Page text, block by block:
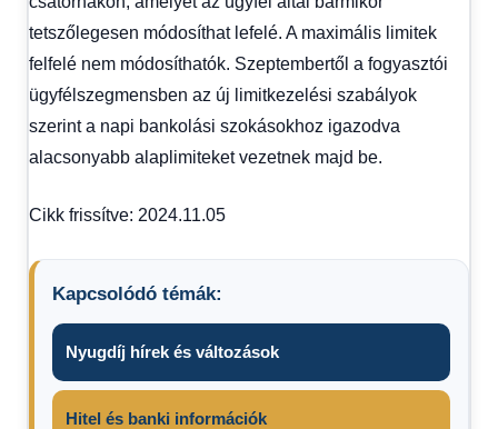
tetszőlegesen módosíthat lefelé. A maximális limitek
felfelé nem módosíthatók. Szeptembertől a fogyasztói
ügyfélszegmensben az új limitkezelési szabályok
szerint a napi bankolási szokásokhoz igazodva
alacsonyabb alaplimiteket vezetnek majd be.
Cikk frissítve: 2024.11.05
Kapcsolódó témák:
Nyugdíj hírek és változások
Hitel és banki információk